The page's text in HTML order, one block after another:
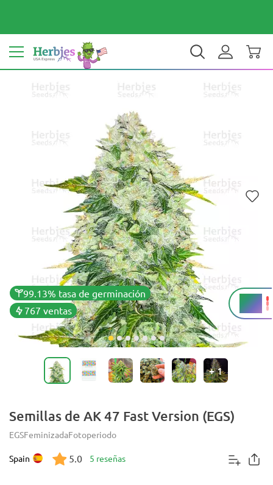
Tu país: Estados Unidos $ USD ES
99.13% tasa de germinación
767 ventas
24%
THC
+1
Semillas de AK 47 Fast Version (EGS)
EGSFeminizadaFotoperiodo
Spain 5.0 5 reseñas